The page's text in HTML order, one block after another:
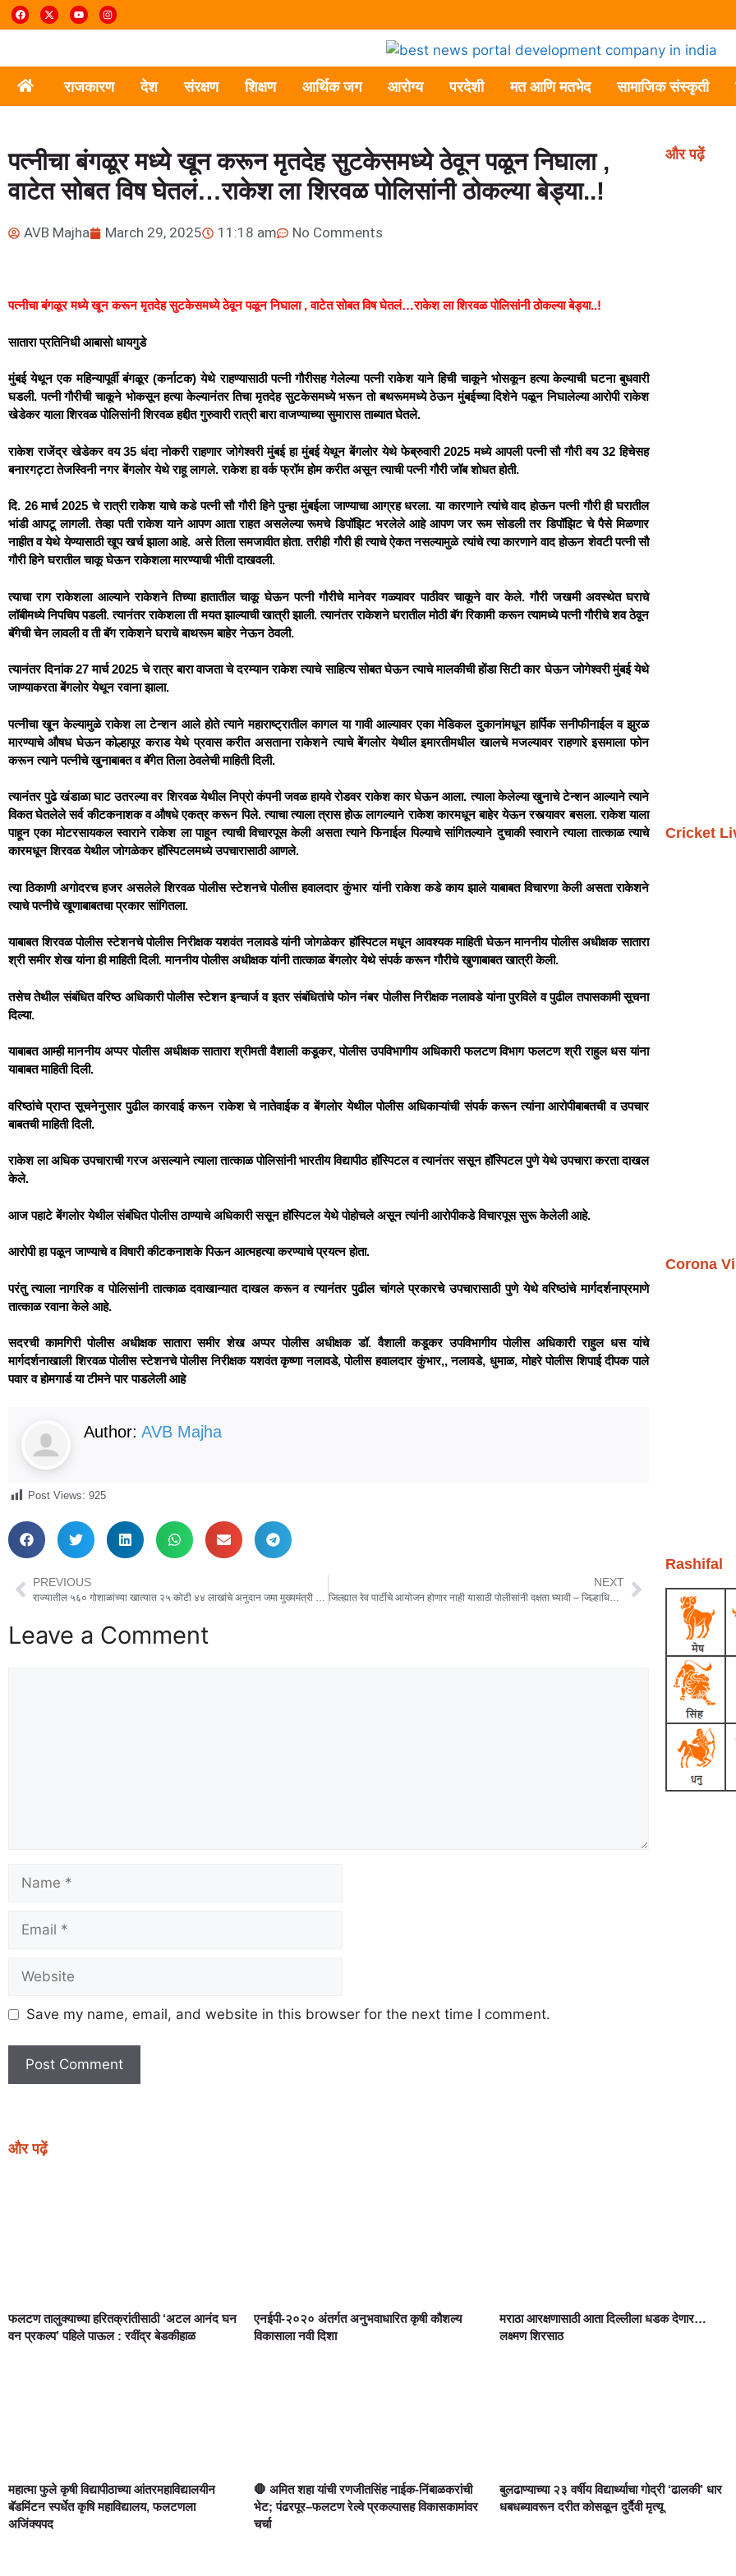
राजकारण देश संरक्षण शिक्षण आर्थिक जग आरोग्य परदेशी मत आणि मतभेद सामाजिक संस्कृती
पत्नीचा बंगळूर मध्ये खून करून मृतदेह सुटकेसमध्ये ठेवून पळून निघाला ,
वाटेत सोबत विष घेतलं…राकेश ला शिरवळ पोलिसांनी ठोकल्या बेड्या..!
AVB Majha March 29, 2025 11:18 am No Comments
पत्नीचा बंगळूर मध्ये खून करून मृतदेह सुटकेसमध्ये ठेवून पळून निघाला , वाटेत सोबत विष घेतलं…राकेश ला शिरवळ पोलिसांनी ठोकल्या बेड्या..!
सातारा प्रतिनिधी आबासो धायगुडे
मुंबई येथून एक महिन्यापूर्वी बंगळूर (कर्नाटक) येथे राहण्यासाठी पत्नी गौरीसह गेलेल्या पत्नी राकेश याने हिची चाकूने भोसकून हत्या केल्याची घटना बुधवारी
घडली. पत्नी गौरीची चाकूने भोकसून हत्या केल्यानंतर तिचा मृतदेह सुटकेसमध्ये भरून तो बथरूममध्ये ठेऊन मुंबईच्या दिशेने पळून निघालेल्या आरोपी राकेश
खेडेकर याला शिरवळ पोलिसांनी शिरवळ हद्दीत गुरुवारी रात्री बारा वाजण्याच्या सुमारास ताब्यात घेतले.
राकेश राजेंद्र खेडेकर वय 35 धंदा नोकरी राहणार जोगेश्वरी मुंबई हा मुंबई येथून बेंगलोर येथे फेब्रुवारी 2025 मध्ये आपली पत्नी सौ गौरी वय 32 हिचेसह
बनारगट्टा तेजस्विनी नगर बेंगलोर येथे राहू लागले. राकेश हा वर्क फ्रॉम होम करीत असून त्याची पत्नी गौरी जॉब शोधत होती.
दि. 26 मार्च 2025 चे रात्री राकेश याचे कडे पत्नी सौ गौरी हिने पुन्हा मुंबईला जाण्याचा आग्रह धरला. या कारणाने त्यांचे वाद होऊन पत्नी गौरी ही घरातील
भांडी आपटू लागली. तेव्हा पती राकेश याने आपण आता राहत असलेल्या रूमचे डिपॉझिट भरलेले आहे आपण जर रूम सोडली तर डिपॉझिट चे पैसे मिळणार
नाहीत व येथे येण्यासाठी खूप खर्च झाला आहे. असे तिला समजावीत होता. तरीही गौरी ही त्याचे ऐकत नसल्यामुळे त्यांचे त्या कारणाने वाद होऊन शेवटी पत्नी सौ
गौरी हिने घरातील चाकू घेऊन राकेशला मारण्याची भीती दाखवली.
त्याचा राग राकेशला आल्याने राकेशने तिच्या हातातील चाकू घेऊन पत्नी गौरीचे मानेवर गळ्यावर पाठीवर चाकूने वार केले. गौरी जखमी अवस्थेत घराचे
लॉबीमध्ये निपचिप पडली. त्यानंतर राकेशला ती मयत झाल्याची खात्री झाली. त्यानंतर राकेशने घरातील मोठी बॅग रिकामी करून त्यामध्ये पत्नी गौरीचे शव ठेवून
बॅगेची चेन लावली व ती बॅग राकेशने घराचे बाथरूम बाहेर नेऊन ठेवली.
त्यानंतर दिनांक 27 मार्च 2025 चे रात्र बारा वाजता चे दरम्यान राकेश त्याचे साहित्य सोबत घेऊन त्याचे मालकीची होंडा सिटी कार घेऊन जोगेश्वरी मुंबई येथे
जाण्याकरता बेंगलोर येथून रवाना झाला.
पत्नीचा खून केल्यामुळे राकेश ला टेन्शन आले होते त्याने महाराष्ट्रातील कागल या गावी आल्यावर एका मेडिकल दुकानांमधून हार्पिक सनीफीनाईल व झुरळ
मारण्याचे औषध घेऊन कोल्हापूर कराड येथे प्रवास करीत असताना राकेशने त्याचे बेंगलोर येथील इमारतीमधील खालचे मजल्यावर राहणारे इसमाला फोन
करून त्याने पत्नीचे खुनाबाबत व बॅगेत तिला ठेवलेची माहिती दिली.
त्यानंतर पुढे खंडाळा घाट उतरल्या वर शिरवळ येथील निप्रो कंपनी जवळ हायवे रोडवर राकेश कार घेऊन आला. त्याला केलेल्या खुनाचे टेन्शन आल्याने त्याने
विकत घेतलेले सर्व कीटकनाशक व औषधे एकत्र करून पिले. त्याचा त्याला त्रास होऊ लागल्याने राकेश कारमधून बाहेर येऊन रस्त्यावर बसला. राकेश याला
पाहून एका मोटरसायकल स्वाराने राकेश ला पाहून त्याची विचारपूस केली असता त्याने फिनाईल पिल्याचे सांगितल्याने दुचाकी स्वाराने त्याला तात्काळ त्याचे
कारमधून शिरवळ येथील जोगळेकर हॉस्पिटलमध्ये उपचारासाठी आणले.
त्या ठिकाणी अगोदरच हजर असलेले शिरवळ पोलीस स्टेशनचे पोलीस हवालदार कुंभार यांनी राकेश कडे काय झाले याबाबत विचारणा केली असता राकेशने
त्याचे पत्नीचे खूणाबाबतचा प्रकार सांगितला.
याबाबत शिरवळ पोलीस स्टेशनचे पोलीस निरीक्षक यशवंत नलावडे यांनी जोगळेकर हॉस्पिटल मधून आवश्यक माहिती घेऊन माननीय पोलीस अधीक्षक सातारा
श्री समीर शेख यांना ही माहिती दिली. माननीय पोलीस अधीक्षक यांनी तात्काळ बेंगलोर येथे संपर्क करून गौरीचे खुणाबाबत खात्री केली.
तसेच तेथील संबंधित वरिष्ठ अधिकारी पोलीस स्टेशन इन्चार्ज व इतर संबंधितांचे फोन नंबर पोलीस निरीक्षक नलावडे यांना पुरविले व पुढील तपासकामी सूचना
दिल्या.
याबाबत आम्ही माननीय अप्पर पोलीस अधीक्षक सातारा श्रीमती वैशाली कडूकर, पोलीस उपविभागीय अधिकारी फलटण विभाग फलटण श्री राहुल धस यांना
याबाबत माहिती दिली.
वरिष्ठांचे प्राप्त सूचनेनुसार पुढील कारवाई करून राकेश चे नातेवाईक व बेंगलोर येथील पोलीस अधिकाऱ्यांची संपर्क करून त्यांना आरोपीबाबतची व उपचार
बाबतची माहिती दिली.
राकेश ला अधिक उपचाराची गरज असल्याने त्याला तात्काळ पोलिसांनी भारतीय विद्यापीठ हॉस्पिटल व त्यानंतर ससून हॉस्पिटल पुणे येथे उपचारा करता दाखल
केले.
आज पहाटे बेंगलोर येथील संबंधित पोलीस ठाण्याचे अधिकारी ससून हॉस्पिटल येथे पोहोचले असून त्यांनी आरोपीकडे विचारपूस सुरू केलेली आहे.
आरोपी हा पळून जाण्याचे व विषारी कीटकनाशके पिऊन आत्महत्या करण्याचे प्रयत्न होता.
परंतु त्याला नागरिक व पोलिसांनी तात्काळ दवाखान्यात दाखल करून व त्यानंतर पुढील चांगले प्रकारचे उपचारासाठी पुणे येथे वरिष्ठांचे मार्गदर्शनाप्रमाणे
तात्काळ रवाना केले आहे.
सदरची कामगिरी पोलीस अधीक्षक सातारा समीर शेख अप्पर पोलीस अधीक्षक डॉ. वैशाली कडूकर उपविभागीय पोलीस अधिकारी राहुल धस यांचे
मार्गदर्शनाखाली शिरवळ पोलीस स्टेशनचे पोलीस निरीक्षक यशवंत कृष्णा नलावडे, पोलीस हवालदार कुंभार,, नलावडे, धुमाळ, मोहरे पोलीस शिपाई दीपक पाले
पवार व होमगार्ड या टीमने पार पाडलेली आहे
Author: AVB Majha
Post Views: 925
PREVIOUS NEXT
Leave a Comment
Save my name, email, and website in this browser for the next time I comment.
और पढ़ें
Cricket
Corona
Rashifal
और पढ़ें
फलटण तालुक्याच्या हरितक्रांतीसाठी ‘अटल आनंद घन
वन प्रकल्प’ पहिले पाऊल : रवींद्र बेडकीहाळ
एनईपी-२०२० अंतर्गत अनुभवाधारित कृषी कौशल्य
विकासाला नवी दिशा
मराठा आरक्षणासाठी आता दिल्लीला धडक देणार…
लक्ष्मण शिरसाठ
महात्मा फुले कृषी विद्यापीठाच्या आंतरमहाविद्यालयीन
बॅडमिंटन स्पर्धेत कृषि महाविद्यालय, फलटणला
अजिंक्यपद
🛑 अमित शहा यांची रणजीतसिंह नाईक-निंबाळकरांची
भेट; पंढरपूर–फलटण रेल्वे प्रकल्पासह विकासकामांवर
चर्चा
बुलढाण्याच्या २३ वर्षीय विद्यार्थ्याचा गोद्री ‘ढालकी’ धार
धबधब्यावरून दरीत कोसळून दुर्दैवी मृत्यू